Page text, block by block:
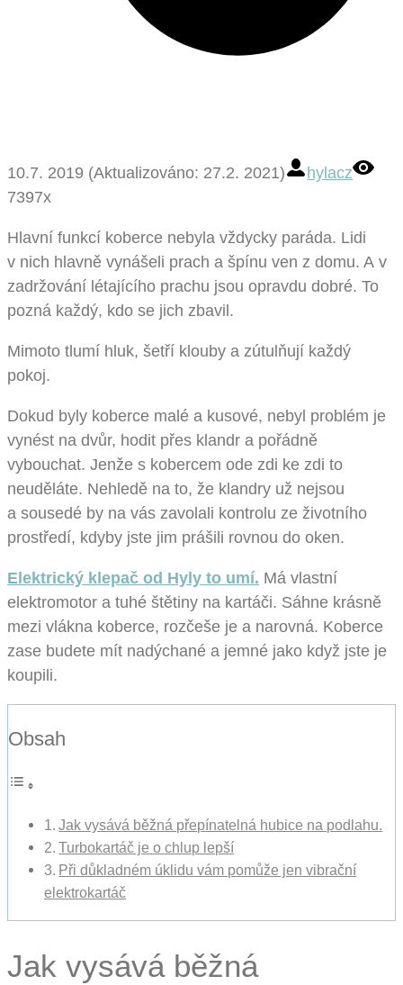
10.7. 2019 (Aktualizováno: 27.2. 2021)
hylacz
7397x
Hlavní funkcí koberce nebyla vždycky paráda. Lidi
v nich hlavně vynášeli prach a špínu ven z domu. A v
zadržování létajícího prachu jsou opravdu dobré. To
pozná každý, kdo se jich zbavil.
Mimoto tlumí hluk, šetří klouby a zútulňují každý
pokoj.
Dokud byly koberce malé a kusové, nebyl problém je
vynést na dvůr, hodit přes klandr a pořádně
vybouchat. Jenže s kobercem ode zdi ke zdi to
neuděláte. Nehledě na to, že klandry už nejsou
a sousedé by na vás zavolali kontrolu ze životního
prostředí, kdyby jste jim prášili rovnou do oken.
Elektrický klepač od Hyly to umí. Má vlastní
elektromotor a tuhé štětiny na kartáči. Sáhne krásně
mezi vlákna koberce, rozčeše je a narovná. Koberce
zase budete mít nadýchané a jemné jako když jste je
koupili.
Obsah
Jak vysává běžná přepínatelná hubice na podlahu.
Turbokartáč je o chlup lepší
Při důkladném úklidu vám pomůže jen vibrační
elektrokartáč
Jak vysává běžná